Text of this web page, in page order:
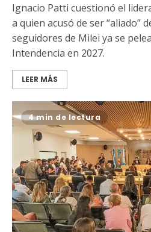
Ignacio Patti cuestionó el
a quien acusó de ser “aliado”
seguidores de Milei ya se
Intendencia en 2027.
LEER MÁS
4 min de lectura